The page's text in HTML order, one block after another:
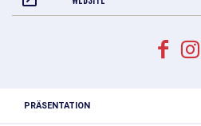
PRÄSENTATION